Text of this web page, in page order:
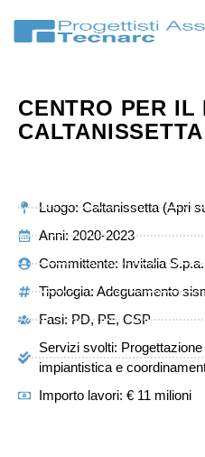
CENTRO PER IL
CALTANISSETTA
Luogo: Caltanissetta (Apri
Anni: 2020-2023
Committente: Invitalia S.p.a.
Tipologia:Adeguamento
Fasi: PD, PE, CSP
Servizi svolti:
impiantistica e
Importo lavori: € 11 milioni